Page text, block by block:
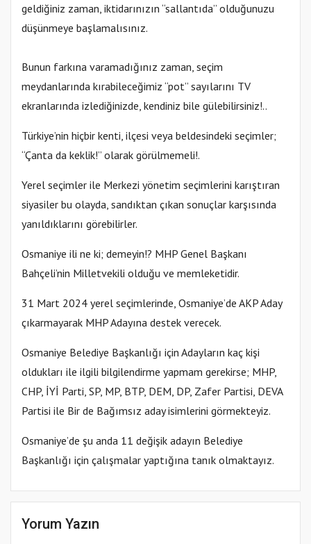
geldiğiniz zaman, iktidarınızın “sallantıda” olduğunuzu
düşünmeye başlamalısınız.
Bunun farkına varamadığınız zaman, seçim
meydanlarında kırabileceğimiz “pot” sayılarını TV
ekranlarında izlediğinizde, kendiniz bile gülebilirsiniz!..
Türkiye’nin hiçbir kenti, ilçesi veya beldesindeki seçimler;
“Çanta da keklik!” olarak görülmemeli!.
Yerel seçimler ile Merkezi yönetim seçimlerini karıştıran
siyasiler bu olayda, sandıktan çıkan sonuçlar karşısında
yanıldıklarını görebilirler.
Osmaniye ili ne ki; demeyin!? MHP Genel Başkanı
Bahçeli’nin Milletvekili olduğu ve memleketidir.
31 Mart 2024 yerel seçimlerinde, Osmaniye’de AKP Aday
çıkarmayarak MHP Adayına destek verecek.
Osmaniye Belediye Başkanlığı için Adayların kaç kişi
oldukları ile ilgili bilgilendirme yapmam gerekirse; MHP,
CHP, İYİ Parti, SP, MP, BTP, DEM, DP, Zafer Partisi, DEVA
Partisi ile Bir de Bağımsız aday isimlerini görmekteyiz.
Osmaniye’de şu anda 11 değişik adayın Belediye
Başkanlığı için çalışmalar yaptığına tanık olmaktayız.
Yorum Yazın